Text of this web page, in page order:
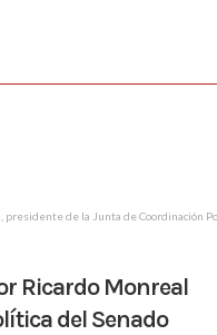
de la Junta de Coordinación
Ricardo Monreal
del Senado